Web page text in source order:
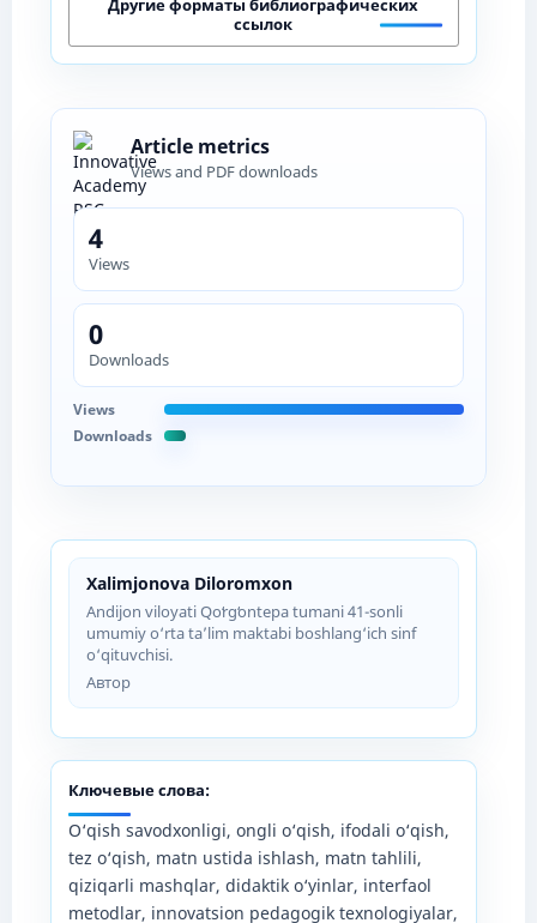
Xalimjonova Diloromxon
Andijon viloyati Qoʻrgʻontepa tumani 41-sonli
umumiy o‘rta ta’lim maktabi boshlang‘ich sinf
o‘qituvchisi.
Автор
Ключевые слова:
O‘qish savodxonligi, ongli o‘qish, ifodali o‘qish,
tez o‘qish, matn ustida ishlash, matn tahlili,
qiziqarli mashqlar, didaktik o‘yinlar, interfaol
metodlar, innovatsion pedagogik texnologiyalar,
Другие форматы библиографических
ссылок
Article metrics
Views and PDF downloads
4
Views
0
Downloads
Views
Downloads